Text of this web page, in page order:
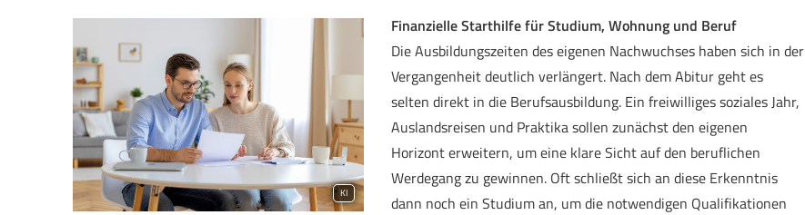
KI
Finanzielle Starthilfe für Studium, Wohnung und Beruf
Die Ausbildungszeiten des eigenen Nachwuchses haben sich in der
Vergangenheit deutlich verlängert. Nach dem Abitur geht es
selten direkt in die Berufsausbildung. Ein freiwilliges soziales Jahr,
Auslandsreisen und Praktika sollen zunächst den eigenen
Horizont erweitern, um eine klare Sicht auf den beruflichen
Werdegang zu gewinnen. Oft schließt sich an diese Erkenntnis
dann noch ein Studium an, um die notwendigen Qualifikationen